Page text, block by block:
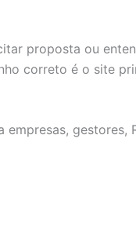
proposta ou
correto é o site
gestores,